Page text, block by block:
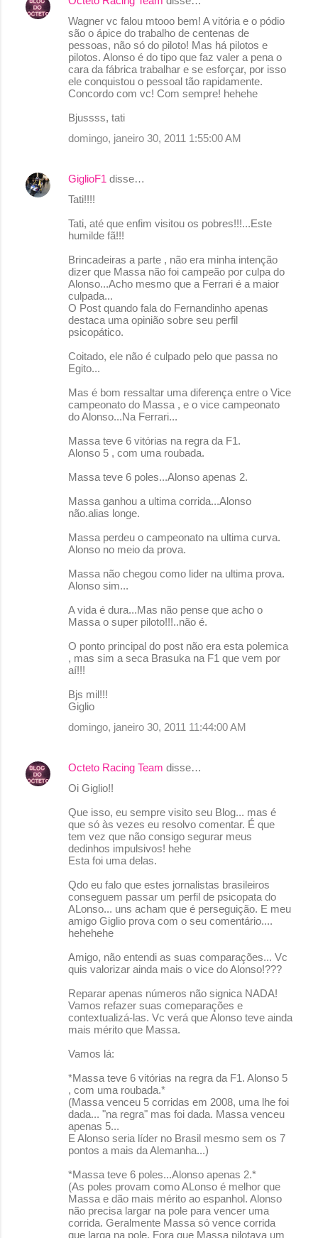
Wagner vc falou mtooo bem! A vitória e o pódio
são o ápice do trabalho de centenas de
pessoas, não só do piloto! Mas há pilotos e
pilotos. Alonso é do tipo que faz valer a pena o
cara da fábrica trabalhar e se esforçar, por isso
ele conquistou o pessoal tão rapidamente.
Concordo com vc! Com sempre! hehehe
Bjussss, tati
domingo, janeiro 30, 2011 1:55:00 AM
GiglioF1 disse…
Tati!!!!
Tati, até que enfim visitou os pobres!!!...Este
humilde fã!!!
Brincadeiras a parte , não era minha intenção
dizer que Massa não foi campeão por culpa do
Alonso...Acho mesmo que a Ferrari é a maior
culpada...
O Post quando fala do Fernandinho apenas
destaca uma opinião sobre seu perfil
psicopático.
Coitado, ele não é culpado pelo que passa no
Egito...
Mas é bom ressaltar uma diferença entre o Vice
campeonato do Massa , e o vice campeonato
do Alonso...Na Ferrari...
Massa teve 6 vitórias na regra da F1.
Alonso 5 , com uma roubada.
Massa teve 6 poles...Alonso apenas 2.
Massa ganhou a ultima corrida...Alonso
não.alias longe.
Massa perdeu o campeonato na ultima curva.
Alonso no meio da prova.
Massa não chegou como lider na ultima prova.
Alonso sim...
A vida é dura...Mas não pense que acho o
Massa o super piloto!!!..não é.
O ponto principal do post não era esta polemica
, mas sim a seca Brasuka na F1 que vem por
aí!!!
Bjs mil!!!
Giglio
domingo, janeiro 30, 2011 11:44:00 AM
Octeto Racing Team disse…
Oi Giglio!!
Que isso, eu sempre visito seu Blog... mas é
que só às vezes eu resolvo comentar. É que
tem vez que não consigo segurar meus
dedinhos impulsivos! hehe
Esta foi uma delas.
Qdo eu falo que estes jornalistas brasileiros
conseguem passar um perfil de psicopata do
ALonso... uns acham que é perseguição. E meu
amigo Giglio prova com o seu comentário....
hehehehe
Amigo, não entendi as suas comparações... Vc
quis valorizar ainda mais o vice do Alonso!???
Reparar apenas números não signica NADA!
Vamos refazer suas comeparações e
contextualizá-las. Vc verá que Alonso teve ainda
mais mérito que Massa.
Vamos lá:
*Massa teve 6 vitórias na regra da F1. Alonso 5
, com uma roubada.*
(Massa venceu 5 corridas em 2008, uma lhe foi
dada... "na regra" mas foi dada. Massa venceu
apenas 5...
E Alonso seria líder no Brasil mesmo sem os 7
pontos a mais da Alemanha...)
*Massa teve 6 poles...Alonso apenas 2.*
(As poles provam como ALonso é melhor que
Massa e dão mais mérito ao espanhol. Alonso
não precisa largar na pole para vencer uma
corrida. Geralmente Massa só vence corrida
que larga na pole. Fora que Massa pilotava um